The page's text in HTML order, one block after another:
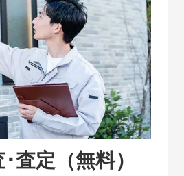
査定（無料）